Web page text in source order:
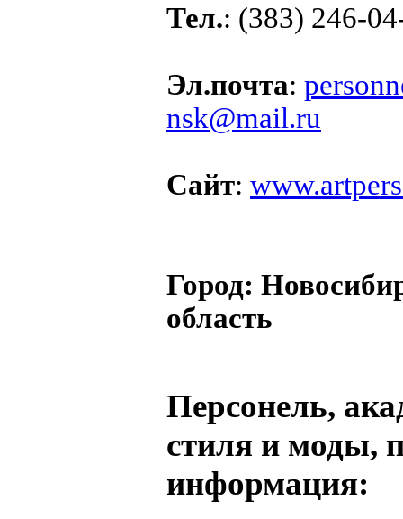
Тел.: (383) 246-
Эл.почта:
nsk@mail.ru
Сайт:
Город:
область
Персонель,
стиля и моды,
информация: